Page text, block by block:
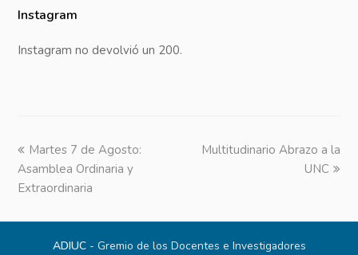
Instagram
Instagram no devolvió un 200.
previous
post:
Martes 7 de Agosto:
Asamblea Ordinaria y
Extraordinaria
next
Multitudinario Abrazo a la
UNC
ADIUC- Gremio de los Docentes e Investigadores